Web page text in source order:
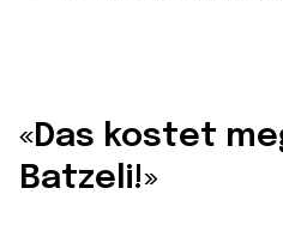
«Das kostet
Batzeli!»